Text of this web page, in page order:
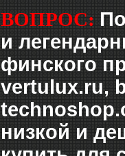
ВОПРОС:
и
финского
vertulux.ru,
низкой и